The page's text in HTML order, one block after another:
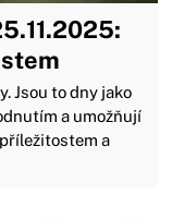
Jsou to dny jako
a umožňují
a